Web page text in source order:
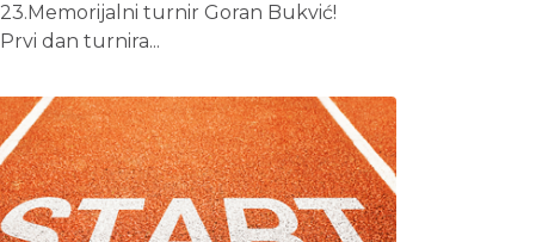
23.Memorijalni turnir Goran Bukvić!
Prvi dan turnira...